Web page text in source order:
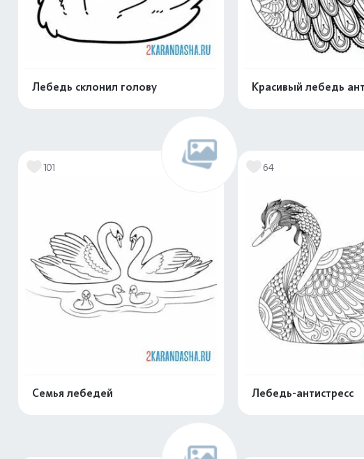
Лебедь склонил голову Красивый лебедь
101
Семья лебедей
64
Лебедь-антистресс